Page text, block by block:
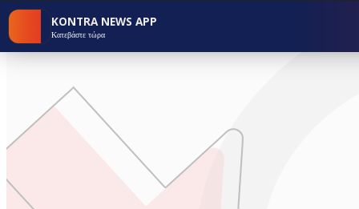
KONTRA NEWS APP
Κατεβάστε τώρα